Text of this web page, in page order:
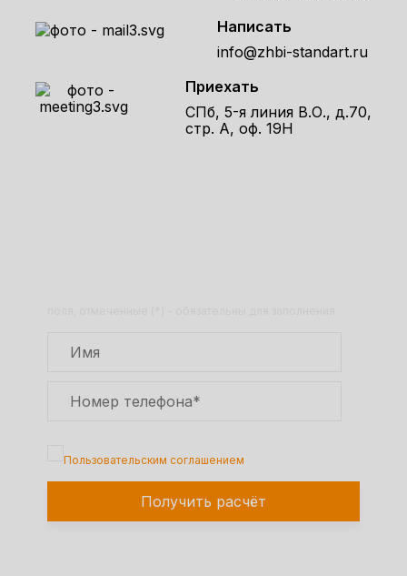
Написать
info@zhbi-standart.ru
Приехать
СПб, 5-я линия В.О., д.70,
стр. А, оф. 19Н
Пользовательским соглашением
Получить расчёт